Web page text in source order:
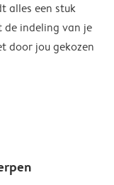
alles een stuk
indeling van je
door jou gekozen